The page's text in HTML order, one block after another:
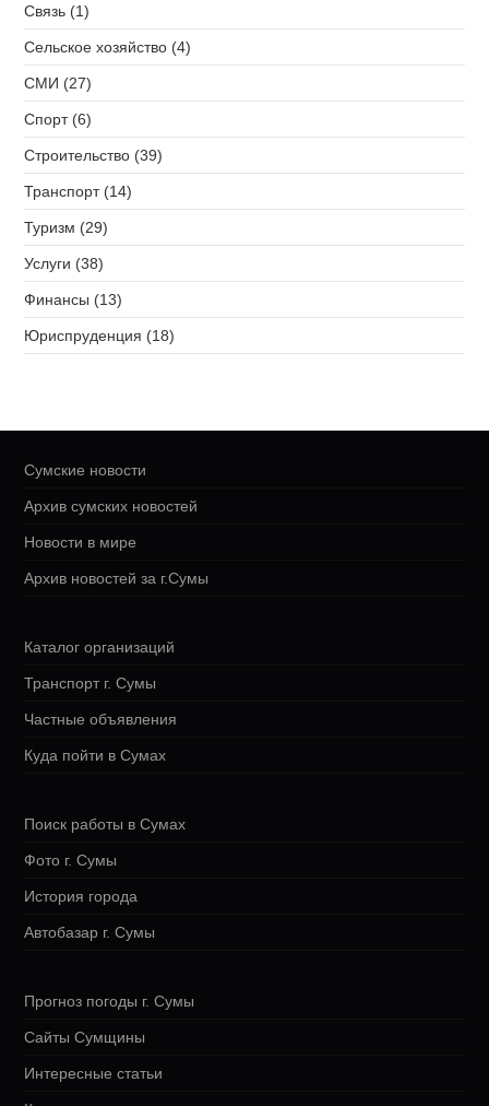
Связь (1)
Сельское хозяйство (4)
СМИ (27)
Спорт (6)
Строительство (39)
Транспорт (14)
Туризм (29)
Услуги (38)
Финансы (13)
Юриспруденция (18)
Сумские новости
Архив сумских новостей
Новости в мире
Архив новостей за г.Сумы
Каталог организаций
Транспорт г. Сумы
Частные объявления
Куда пойти в Сумах
Поиск работы в Сумах
Фото г. Сумы
История города
Автобазар г. Сумы
Прогноз погоды г. Сумы
Сайты Сумщины
Интересные статьи